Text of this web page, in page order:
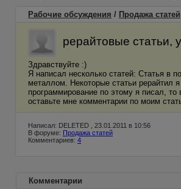
Рабочие обсуждения / Продажа статей
рерайтовые статьи,
Здравствуйте :)
Я написал несколько статей: Статья в
металлом. Некоторые статьи рерайтил
программирование по этому я писал,
оставьте мне комментарии по моим
Написал: DELETED , 23.01.2011 в 10:56
В форуме: Продажа статей
Комментариев: 4
Комментарии